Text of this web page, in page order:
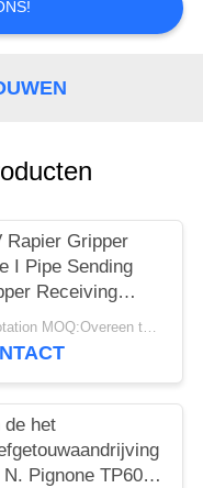
Rapier Gripper
I Pipe Sending
Receiving
Voor Capet
Negotation MOQ:Overeen te komen
de het
Pignone TP600